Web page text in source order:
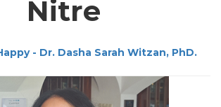
Nitre
- Dr. Dasha Sarah Witzan, PhD.